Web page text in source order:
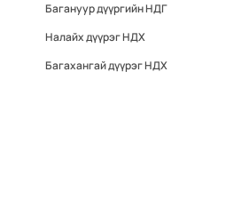
Багануур дүүргийн НДГ
Налайх дүүрэг НДХ
Багахангай дүүрэг НДХ